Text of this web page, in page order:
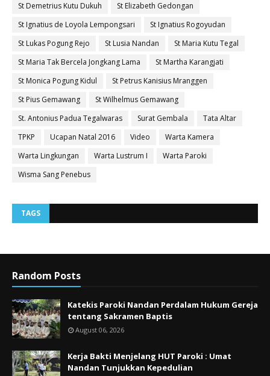
St Demetrius Kutu Dukuh
St Elizabeth Gedongan
St Ignatius de Loyola Lempongsari
St Ignatius Rogoyudan
St Lukas Pogung Rejo
St Lusia Nandan
St Maria Kutu Tegal
St Maria Tak Bercela Jongkang Lama
St Martha Karangjati
St Monica Pogung Kidul
St Petrus Kanisius Mranggen
St Pius Gemawang
St Wilhelmus Gemawang
St. Antonius Padua Tegalwaras
Surat Gembala
Tata Altar
TPKP
Ucapan Natal 2016 Video
Warta Kamera
Warta Lingkungan
Warta Lustrum I
Warta Paroki
Wisma Sang Penebus
TAGS
Random Posts
Katekis Paroki Nandan Perdalam Hukum Gereja
tentang Sakramen Baptis
August 06, 2026
Kerja Bakti Menjelang HUT Paroki : Umat
Nandan Tunjukkan Kepedulian